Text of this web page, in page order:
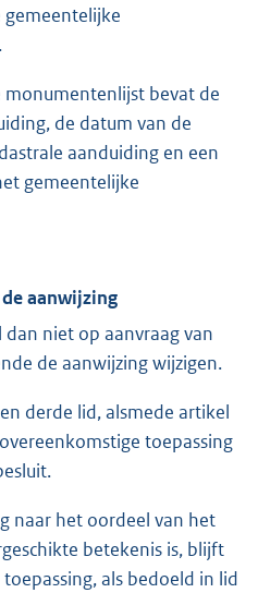
monumentenlijst bevat de
de datum van de
aanduiding en een
gemeentelijke
aanwijzing
dan niet op aanvraag van
de aanwijzing wijzigen.
derde lid, alsmede artikel
toepassing
naar het oordeel van het
betekenis is, blijft
als bedoeld in lid